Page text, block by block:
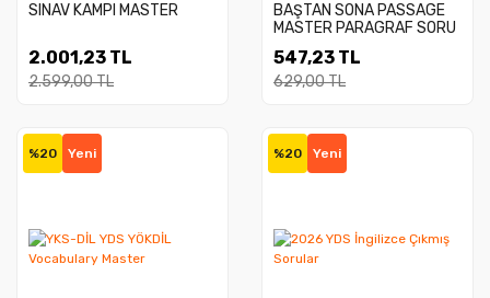
SINAV KAMPI MASTER
2.001,23 TL
2.599,00 TL
BAŞTAN SONA PASSAGE
MASTER PARAGRAF SORU
547,23 TL
629,00 TL
%20 Yeni %20 Yeni